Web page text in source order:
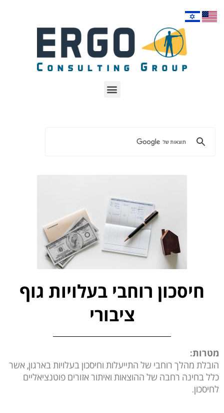
חיסכון רוחבי בעלויות גוף
ציבורי
מטרות:
הובלת מהלך רוחבי של התייעלות וחיסכון בעלויות בארגון, אשר
כלל בחינה רחבה של ההוצאות ואיתור אזורים פוטנציאליים
לחיסכון.